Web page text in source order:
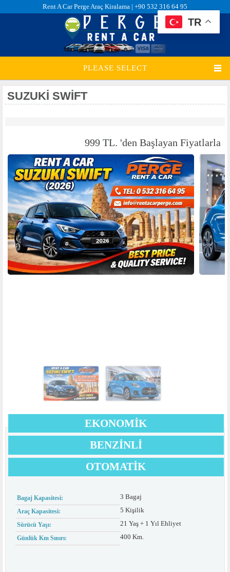
Rent A Car Perge Araç Kiralama | +90 532 316 64 95
PLEASE SELECT
SUZUKI SWIFT
999 TL. 'den Başlayan Fiyatlarla
EKONOMİK
BENZINLI
OTOMATIK
Bagaj Kapasitesi: 3 Bagaj
Araç Kapasitesi: 5 Kişilik
Sürücü Yaşı: 21 Yaş + 1 Yıl Ehliyet
Günlük Km Sınırı: 400 Km.
TR